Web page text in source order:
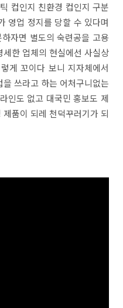
컵인지 친환경 컵인지 구분
영업 정지를 당할 수 있다며
자면 별도의 숙련공을 고용
한 업체의 현실에선 사실상
게 꼬이다 보니 지자체에서
쓰라고 하는 어처구니없는
인도 없고 대국민 홍보도 제
품이 되레 천덕꾸러기가 되